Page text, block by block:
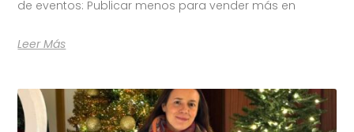
de eventos: Publicar menos para vender más en
Leer Más